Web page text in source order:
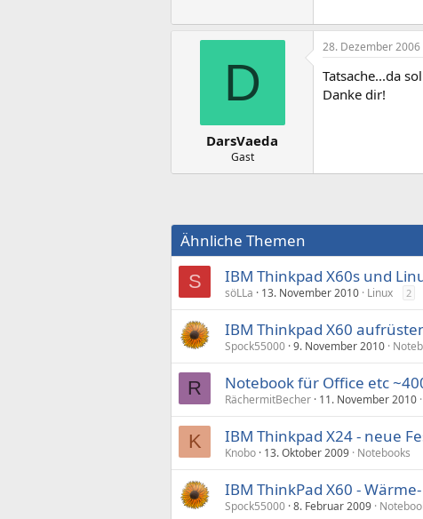
D
DarsVaeda
Gast
28. Dezember 2006
Tatsache...da
Danke dir!
Ähnliche Themen
S IBM Thinkpad X60s und
söLLa 13. November 2010 Linux 2
IBM Thinkpad X60
Spock55000 9. November 2010
R Notebook für Office etc
RächermitBecher 11. November 2010
K IBM Thinkpad X24 - neue
Knobo 13. Oktober 2009 Notebooks
IBM ThinkPad X60 -
Spock55000 8. Februar 2009